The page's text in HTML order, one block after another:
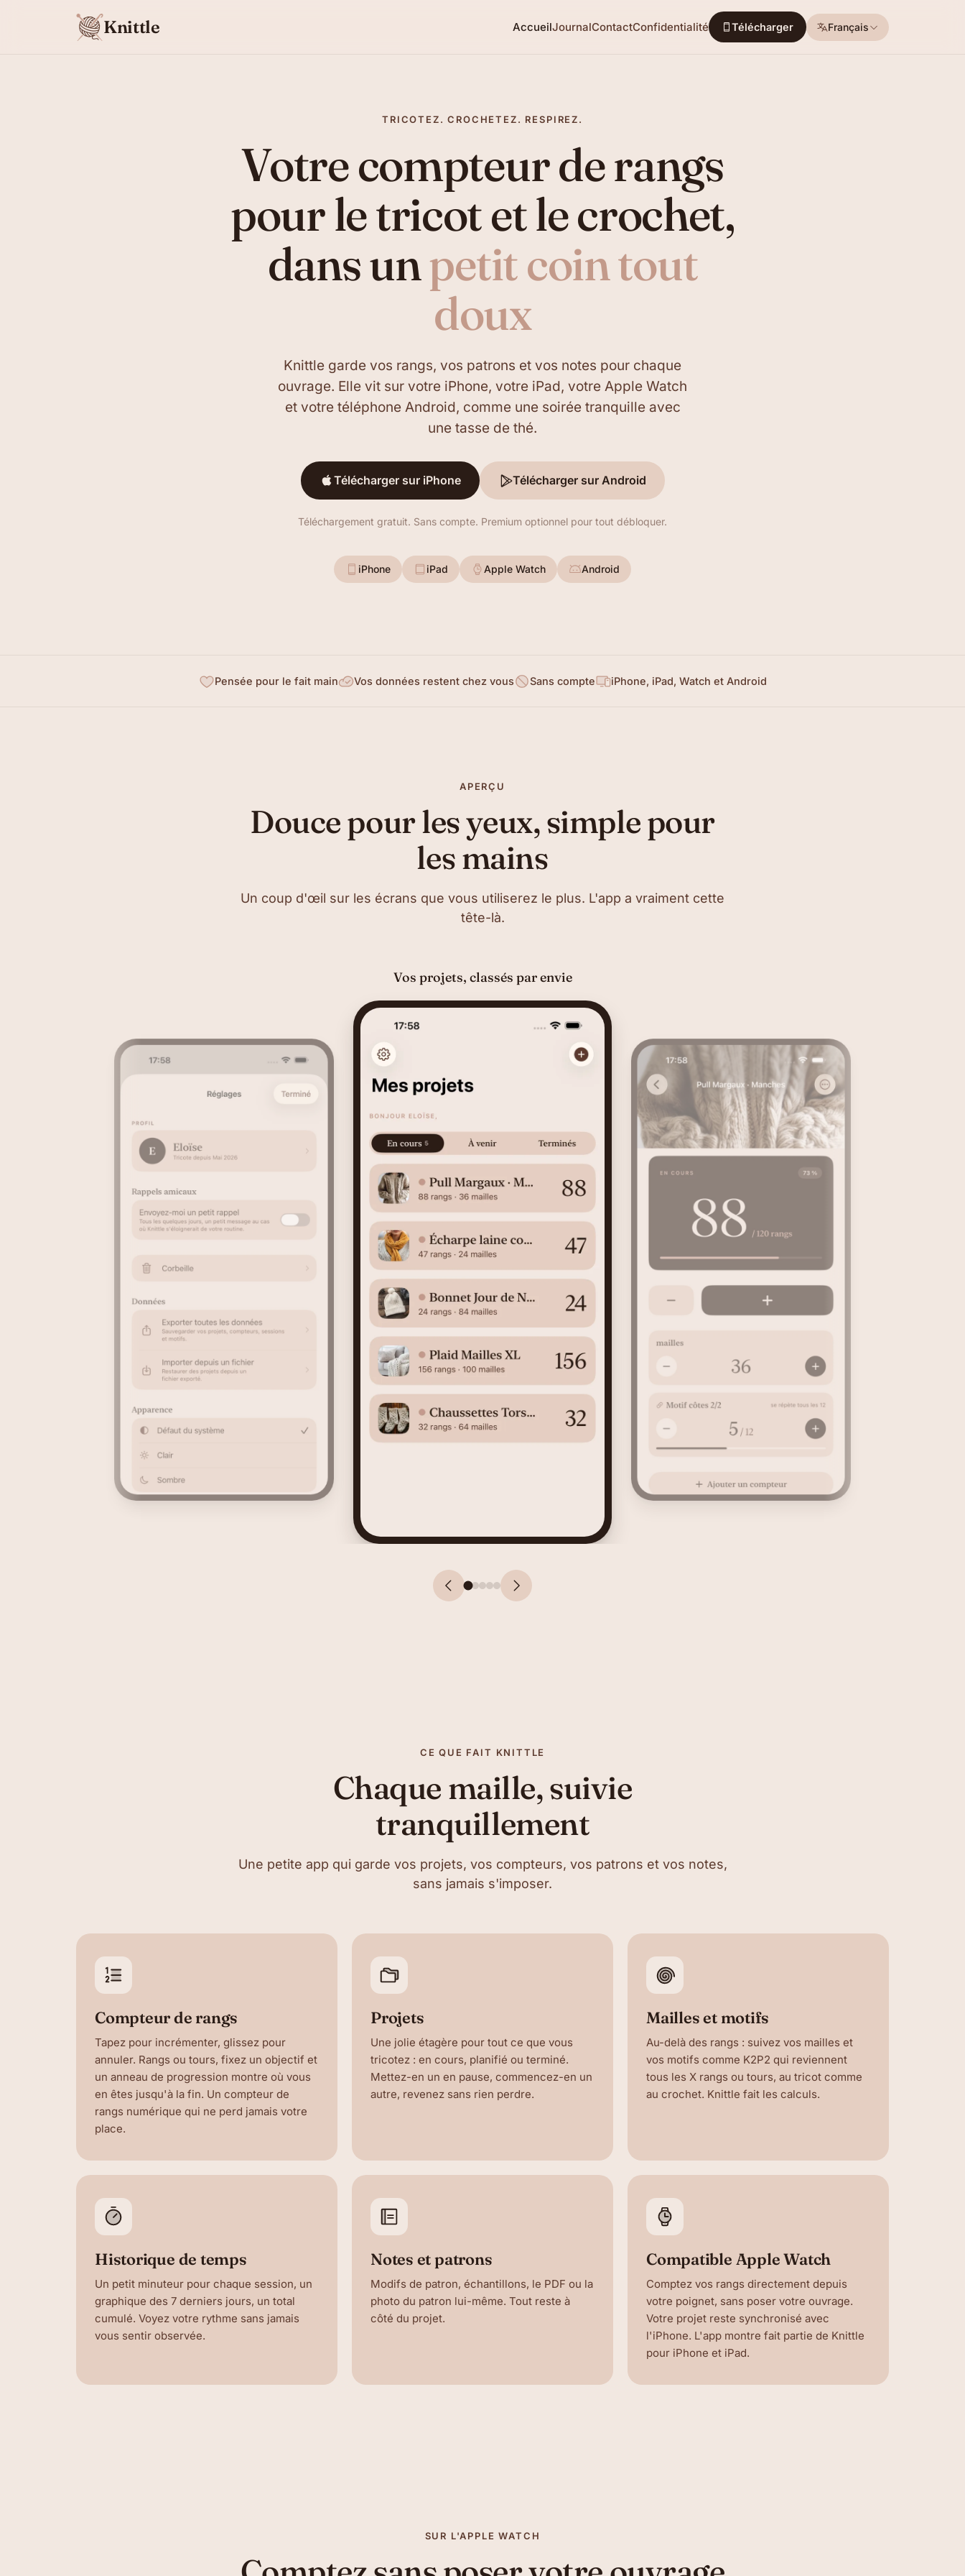
Knittle AccueilJournalContactConfidentialité Télécharger Français
TRICOTEZ. CROCHETEZ. RESPIREZ.
Votre compteur de rangs
pour le tricot et le crochet,
dans unpetit coin tout
doux
Knittle garde vos rangs, vos patrons et vos notes pour chaque
ouvrage. Elle vit sur votre iPhone, votre iPad, votre Apple Watch
et votre téléphone Android, comme une soirée tranquille avec
une tasse de thé.
Télécharger sur iPhone Télécharger sur Android
Téléchargement gratuit. Sans compte. Premium optionnel pour tout débloquer.
iPhone iPad Apple Watch Android
Pensée pour le fait main Vos données restent chez vous Sans compte iPhone, iPad, Watch et Android
APERÇU
Douce pour les yeux, simple pour
les mains
Un coup d'œil sur les écrans que vous utiliserez le plus. L'app a vraiment cette
tête-là.
Des compteurs tout doux
CE QUE FAIT KNITTLE
Chaque maille, suivie
tranquillement
Une petite app qui garde vos projets, vos compteurs, vos patrons et vos notes,
sans jamais s'imposer.
Compteur de rangs
Tapez pour incrémenter, glissez pour
annuler. Rangs ou tours, fixez un objectif et
un anneau de progression montre où vous
en êtes jusqu'à la fin. Un compteur de
rangs numérique qui ne perd jamais votre
place.
Projets
Une jolie étagère pour tout ce que vous
tricotez : en cours, planifié ou terminé.
Mettez-en un en pause, commencez-en un
autre, revenez sans rien perdre.
Mailles et motifs
Au-delà des rangs : suivez vos mailles et
vos motifs comme K2P2 qui reviennent
tous les X rangs ou tours, au tricot comme
au crochet. Knittle fait les calculs.
Historique de temps
Un petit minuteur pour chaque session, un
graphique des 7 derniers jours, un total
cumulé. Voyez votre rythme sans jamais
vous sentir observée.
Notes et patrons
Modifs de patron, échantillons, le PDF ou la
photo du patron lui-même. Tout reste à
côté du projet.
Compatible Apple Watch
Comptez vos rangs directement depuis
votre poignet, sans poser votre ouvrage.
Votre projet reste synchronisé avec
l'iPhone. L'app montre fait partie de Knittle
pour iPhone et iPad.
SUR L'APPLE WATCH